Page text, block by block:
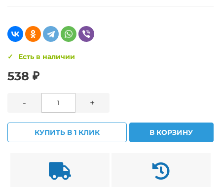
Есть в наличии
538 ₽
- +
КУПИТЬ В 1 КЛИК В КОРЗИНУ